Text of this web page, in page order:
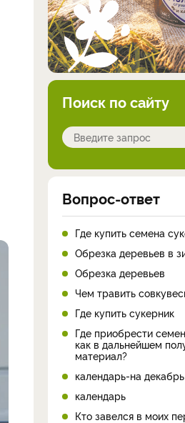
Поиск по сайту
Вопрос-ответ
Где купить семена
Обрезка деревьев в
Обрезка деревьев
Чем травить
Где купить сукерник
Где приобрести
как в дальнейшем
материал?
календарь-на
календарь
Кто завелся в моих